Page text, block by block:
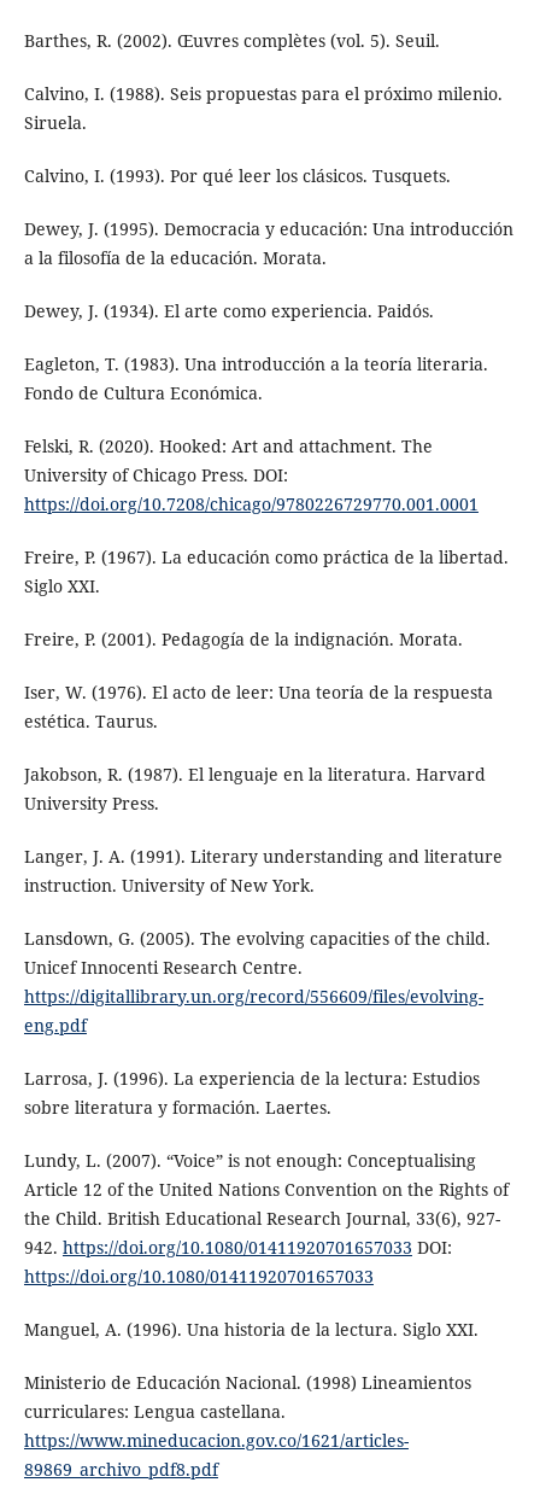
Barthes, R. (2002). Œuvres complètes (vol. 5). Seuil.
Calvino, I. (1988). Seis propuestas para el próximo milenio.
Siruela.
Calvino, I. (1993). Por qué leer los clásicos. Tusquets.
Dewey, J. (1995). Democracia y educación: Una introducción
a la filosofía de la educación. Morata.
Dewey, J. (1934). El arte como experiencia. Paidós.
Eagleton, T. (1983). Una introducción a la teoría literaria.
Fondo de Cultura Económica.
Felski, R. (2020). Hooked: Art and attachment. The
University of Chicago Press. DOI:
https://doi.org/10.7208/chicago/9780226729770.001.0001
Freire, P. (1967). La educación como práctica de la libertad.
Siglo XXI.
Freire, P. (2001). Pedagogía de la indignación. Morata.
Iser, W. (1976). El acto de leer: Una teoría de la respuesta
estética. Taurus.
Jakobson, R. (1987). El lenguaje en la literatura. Harvard
University Press.
Langer, J. A. (1991). Literary understanding and literature
instruction. University of New York.
Lansdown, G. (2005). The evolving capacities of the child.
Unicef Innocenti Research Centre.
https://digitallibrary.un.org/record/556609/files/evolving-
eng.pdf
Larrosa, J. (1996). La experiencia de la lectura: Estudios
sobre literatura y formación. Laertes.
Lundy, L. (2007). “Voice” is not enough: Conceptualising
Article 12 of the United Nations Convention on the Rights of
the Child. British Educational Research Journal, 33(6), 927-
942. https://doi.org/10.1080/01411920701657033 DOI:
https://doi.org/10.1080/01411920701657033
Manguel, A. (1996). Una historia de la lectura. Siglo XXI.
Ministerio de Educación Nacional. (1998) Lineamientos
curriculares: Lengua castellana.
https://www.mineducacion.gov.co/1621/articles-
89869_archivo_pdf8.pdf